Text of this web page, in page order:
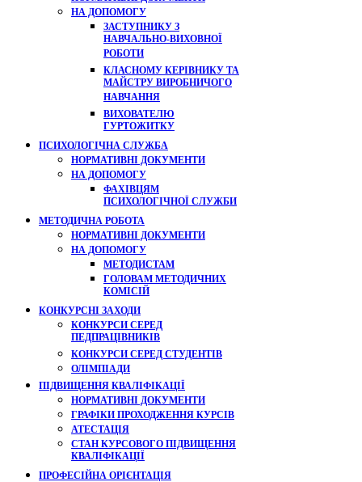
НА ДОПОМОГУ
ЗАСТУПНИКУ З
НАВЧАЛЬНО-ВИХОВНОЇ
РОБОТИ
КЛАСНОМУ КЕРІВНИКУ ТА
МАЙСТРУ ВИРОБНИЧОГО
НАВЧАННЯ
ВИХОВАТЕЛЮ
ГУРТОЖИТКУ
ПСИХОЛОГІЧНА СЛУЖБА
НОРМАТИВНІ ДОКУМЕНТИ
НА ДОПОМОГУ
ФАХІВЦЯМ
ПСИХОЛОГІЧНОЇ СЛУЖБИ
МЕТОДИЧНА РОБОТА
НОРМАТИВНІ ДОКУМЕНТИ
НА ДОПОМОГУ
МЕТОДИСТАМ
ГОЛОВАМ МЕТОДИЧНИХ
КОМІСІЙ
КОНКУРСНІ ЗАХОДИ
КОНКУРСИ СЕРЕД
ПЕДПРАЦІВНИКІВ
КОНКУРСИ СЕРЕД СТУДЕНТІВ
ОЛІМПІАДИ
ПІДВИЩЕННЯ КВАЛІФІКАЦІЇ
НОРМАТИВНІ ДОКУМЕНТИ
ГРАФІКИ ПРОХОДЖЕННЯ КУРСІВ
АТЕСТАЦІЯ
СТАН КУРСОВОГО ПІДВИЩЕННЯ
КВАЛІФІКАЦІЇ
ПРОФЕСІЙНА ОРІЄНТАЦІЯ